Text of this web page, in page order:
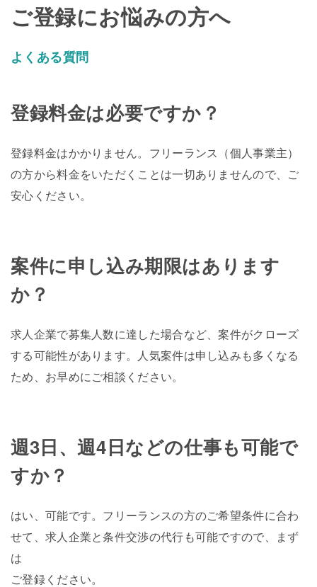
ご登録にお悩みの方へ
よくある質問
登録料金は必要ですか？
登録料金はかかりません。フリーランス（個人事業主）
の方から料金をいただくことは一切ありませんので、ご
安心ください。
案件に申し込み期限はあります
か？
求人企業で募集人数に達した場合など、案件がクローズ
する可能性があります。人気案件は申し込みも多くなる
ため、お早めにご相談ください。
週3日、週4日などの仕事も可能で
すか？
はい、可能です。フリーランスの方のご希望条件に合わ
せて、求人企業と条件交渉の代行も可能ですので、まず
は
ご登録ください。